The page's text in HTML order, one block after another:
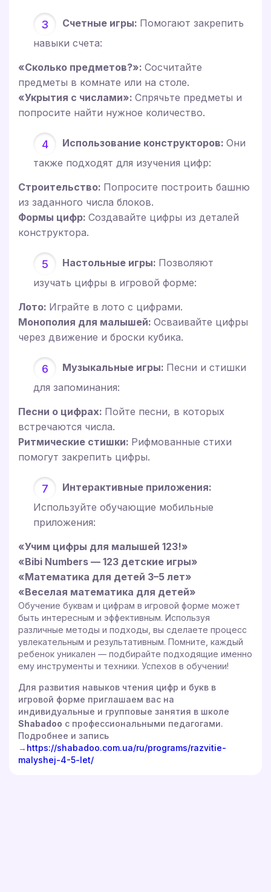
Счетные игры: Помогают закрепить
навыки счета:
«Сколько предметов?»: Сосчитайте
предметы в комнате или на столе.
«Укрытия с числами»: Спрячьте предметы и
попросите найти нужное количество.
Использование конструкторов: Они
также подходят для изучения цифр:
Строительство: Попросите построить башню
из заданного числа блоков.
Формы цифр: Создавайте цифры из деталей
конструктора.
Настольные игры: Позволяют
изучать цифры в игровой форме:
Лото: Играйте в лото с цифрами.
Монополия для малышей: Осваивайте цифры
через движение и броски кубика.
Музыкальные игры: Песни и стишки
для запоминания:
Песни о цифрах: Пойте песни, в которых
встречаются числа.
Ритмические стишки: Рифмованные стихи
помогут закрепить цифры.
Интерактивные приложения:
Используйте обучающие мобильные
приложения:
«Учим цифры для малышей 123!»
«Bibi Numbers — 123 детские игры»
«Математика для детей 3–5 лет»
«Веселая математика для детей»
Обучение буквам и цифрам в игровой форме может
быть интересным и эффективным. Используя
различные методы и подходы, вы сделаете процесс
увлекательным и результативным. Помните, каждый
ребенок уникален — подбирайте подходящие именно
ему инструменты и техники. Успехов в обучении!
Для развития навыков чтения цифр и букв в
игровой форме приглашаем вас на
индивидуальные и групповые занятия в школе
Shabadoo с профессиональными педагогами.
Подробнее и запись
→ https://shabadoo.com.ua/ru/programs/razvitie-
malyshej-4-5-let/